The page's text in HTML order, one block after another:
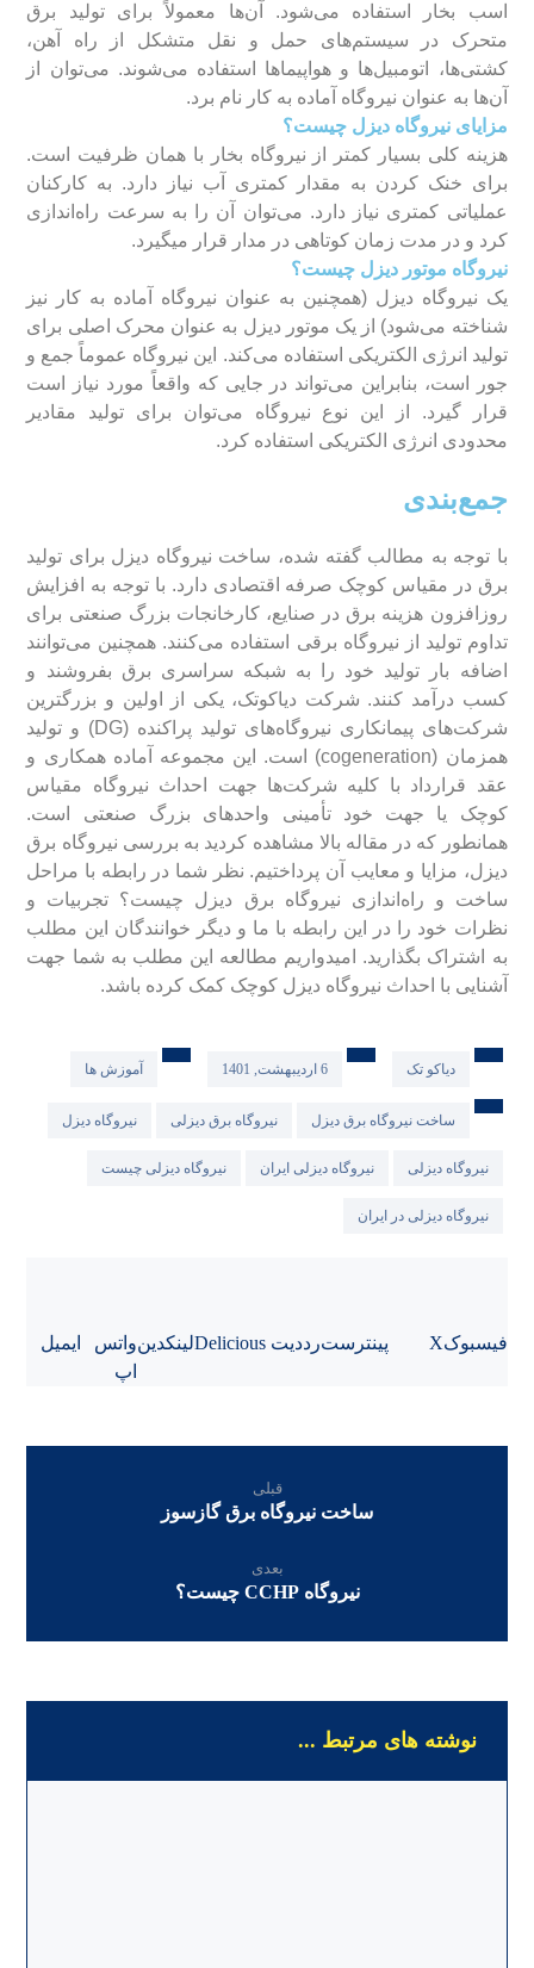
اسب بخار استفاده می‌شود. آن‌ها معمولاً برای تولید برق
متحرک در سیستم‌های حمل و نقل متشکل از راه آهن،
کشتی‌ها، اتومبیل‌ها و هواپیما‌ها استفاده می‌شوند. می‌توان از
آن‌ها به عنوان نیروگاه آماده به کار نام برد.
مزایای نیروگاه دیزل چیست؟
هزینه کلی بسیار کمتر از نیروگاه بخار با همان ظرفیت است.
برای خنک کردن به مقدار کمتری آب نیاز دارد. به کارکنان
عملیاتی کمتری نیاز دارد. می‌توان آن را به سرعت راه‌اندازی
کرد و در مدت زمان کوتاهی در مدار قرار می­گیرد.
نیروگاه موتور دیزل چیست؟
یک نیروگاه دیزل (همچنین به عنوان نیروگاه آماده به کار نیز
شناخته می‌شود) از یک موتور دیزل به عنوان محرک اصلی برای
تولید انرژی الکتریکی استفاده می‌کند. این نیروگاه عموماً جمع و
جور است، بنابراین می‌تواند در جایی که واقعاً مورد نیاز است
قرار گیرد. از این نوع نیروگاه می‌توان برای تولید مقادیر
محدودی انرژی الکتریکی استفاده کرد.
جمع‌بندی
با توجه به مطالب گفته شده، ساخت نیروگاه دیزل برای تولید
برق در مقیاس کوچک صرفه اقتصادی دارد. با توجه به افزایش
روزافزون هزینه برق در صنایع، کارخانجات بزرگ صنعتی برای
تداوم تولید از نیروگاه برقی استفاده می‌کنند. همچنین می‌توانند
اضافه بار تولید خود را به شبکه سراسری برق بفروشند و
کسب درآمد کنند. شرکت دیاکوتک، یکی از اولین و بزرگترین
شرکت‌های پیمانکاری نیروگاه‌های تولید پراکنده (DG) و تولید
همزمان (cogeneration) است. این مجموعه آماده همکاری و
عقد قرارداد با کلیه شرکت‌ها جهت احداث نیروگاه مقیاس
کوچک یا جهت خود تأمینی واحد‌های بزرگ صنعتی است.
همانطور که در مقاله بالا مشاهده کردید به بررسی نیروگاه برق
دیزل، مزایا و معایب آن پرداختیم. نظر شما در رابطه با مراحل
ساخت و راه‌اندازی نیروگاه برق دیزل چیست؟ تجربیات و
نظرات خود را در این رابطه با ما و دیگر خوانندگان این مطلب
به اشتراک بگذارید. ‌امیدواریم مطالعه این مطلب به شما جهت
آشنایی با احداث نیروگاه دیزل کوچک کمک کرده باشد.
دیاکو تک 6 اردیبهشت, 1401 آموزش ها
ساخت نیروگاه برق دیزل نیروگاه برق دیزلی نیروگاه دیزل
نیروگاه دیزلی نیروگاه دیزلی ایران نیروگاه دیزلی چیست
نیروگاه دیزلی در ایران
فیسبوکX پینترسترددیت Deliciousلینکدینواتس
اپ
ایمیل
قبلی
ساخت نیروگاه برق گازسوز
بعدی
نیروگاه CCHP چیست؟
نوشته های مرتبط ...